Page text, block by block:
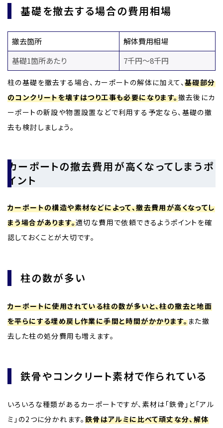
基礎を撤去する場合の費用相場
撤去箇所
解体費用相場
基礎1箇所あたり
7千円～8千円
柱の基礎を撤去する場合、カーポートの解体に加えて、基礎部分
のコンクリートを壊すはつり工事も必要になります。撤去後にカ
ーポートの新設や物置設置などで利用する予定なら、基礎の撤
去も検討しましょう。
カーポートの撤去費用が高くなってしまうポ
イント
カーポートの構造や素材などによって、撤去費用が高くなってし
まう場合があります。適切な費用で依頼できるようポイントを確
認しておくことが大切です。
柱の数が多い
カーポートに使用されている柱の数が多いと、柱の撤去と地面
を平らにする埋め戻し作業に手間と時間がかかります。また撤
去した柱の処分費用も増えます。
鉄骨やコンクリート素材で作られている
いろいろな種類があるカーポートですが、素材は「鉄骨」と「アル
ミ」の2つに分かれます。 鉄骨はアルミに比べて頑丈な分、解体